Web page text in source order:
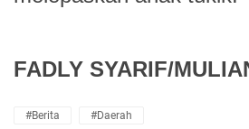
FADLY SYARIF/
#Berita #Daerah